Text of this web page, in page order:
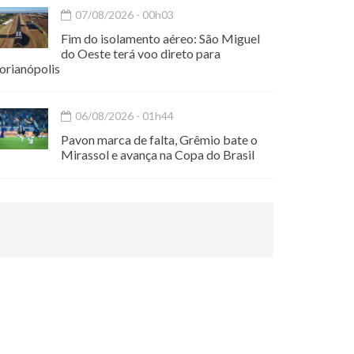
07/08/2026 - 00h03
Fim do isolamento aéreo: São Miguel
do Oeste terá voo direto para
06/08/2026 - 01h44
Pavon marca de falta, Grêmio bate o
Mirassol e avança na Copa do Brasil